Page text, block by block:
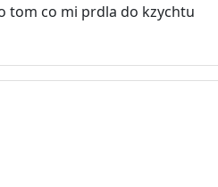
tom co mi prdla do kzychtu